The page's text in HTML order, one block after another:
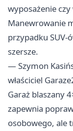
wyposażenie
Manewrowanie
przypadku SUV-
szersze.
— Szymon
właściciel
Garaż blaszany
zapewnia
osobowego, ale